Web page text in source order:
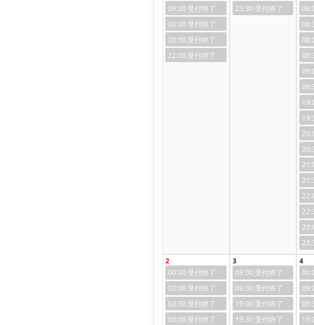
09:30
20:00
20:30
22:00
23:30
2
00:00
02:00
02:30
03:00
3
09:00
09:30
19:00
19:30
4